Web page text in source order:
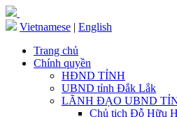
Vietnamese | English
Trang chủ
Chính quyền
HĐND TỈNH
UBND tỉnh Đắk Lắk
LÃNH ĐẠO UBND
Chủ tịch Đỗ Hữu